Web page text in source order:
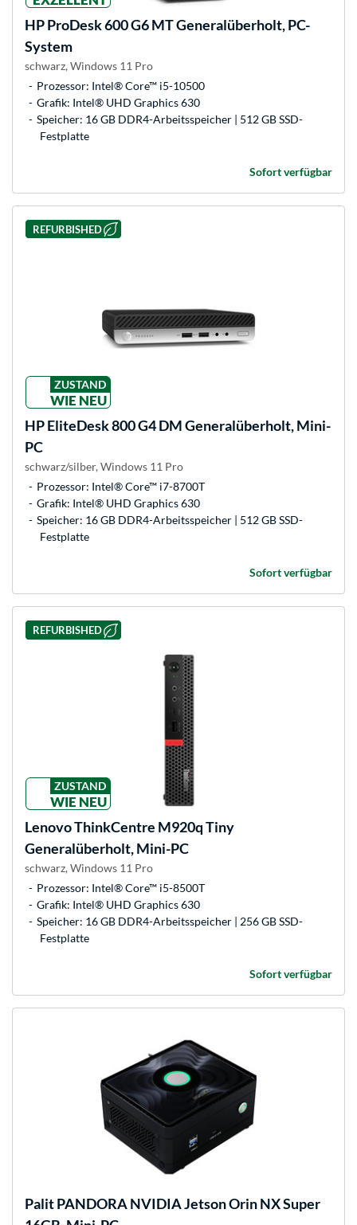
HPProDesk 600 G6 MT Generalüberholt, PC-
System
schwarz, Windows 11 Pro
Prozessor: Intel® Core™ i5-10500
Grafik: Intel® UHD Graphics 630
Speicher: 16 GB DDR4-Arbeitsspeicher | 512 GB SSD-
Festplatte
Sofort verfügbar
REFURBISHED
ZUSTAND
WIE NEU
HPEliteDesk 800 G4 DM Generalüberholt, Mini-
PC
schwarz/silber, Windows 11 Pro
Prozessor: Intel® Core™ i7-8700T
Grafik: Intel® UHD Graphics 630
Speicher: 16 GB DDR4-Arbeitsspeicher | 512 GB SSD-
Festplatte
Sofort verfügbar
REFURBISHED
ZUSTAND
WIE NEU
LenovoThinkCentre M920q Tiny
Generalüberholt, Mini-PC
schwarz, Windows 11 Pro
Prozessor: Intel® Core™ i5-8500T
Grafik: Intel® UHD Graphics 630
Speicher: 16 GB DDR4-Arbeitsspeicher | 256 GB SSD-
Festplatte
Sofort verfügbar
PalitPANDORA NVIDIA Jetson Orin NX Super